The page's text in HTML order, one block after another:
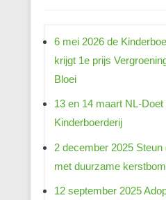
6 mei 2026 de
krijgt 1e prijs
Bloei
13 en 14 maart NL-Doet
Kinderboerderij
2 december 2025
met duurzame
12 september 2025